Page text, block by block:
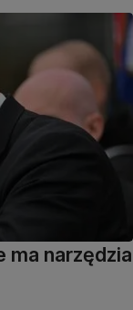
ma narzędzia